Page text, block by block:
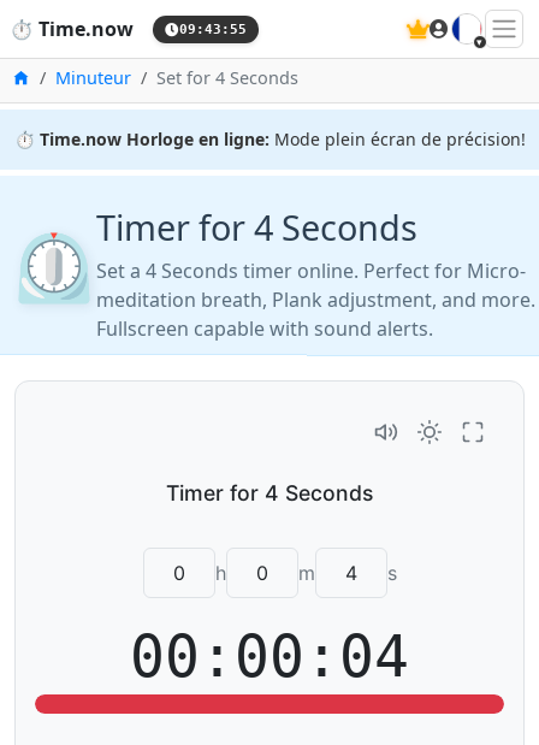
⏱️ Time.now 09:43:56 🇫🇷
Accueil
Minuteur Set for 4 Seconds
⏱️ Time.now Horloge en ligne: Mode plein écran de précision!
⏲️Timer for 4 Seconds
Set a 4 Seconds timer online. Perfect for Micro-
meditation breath, Plank adjustment, and more.
Fullscreen capable with sound alerts.
h m s
00:00:04